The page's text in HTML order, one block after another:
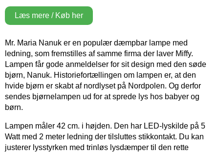
Læs mere / Køb her
Mr. Maria Nanuk er en populær dæmpbar lampe med
ledning, som fremstilles af samme firma der laver Miffy.
Lampen får gode anmeldelser for sit design med den søde
bjørn, Nanuk. Historiefortællingen om lampen er, at den
hvide bjørn er skabt af nordlyset på Nordpolen. Og derfor
sendes bjørnelampen ud for at sprede lys hos babyer og
børn.
Lampen måler 42 cm. i højden. Den har LED-lyskilde på 5
Watt med 2 meter ledning der tilsluttes stikkontakt. Du kan
justerer lysstyrken med trinløs lysdæmper til den rette